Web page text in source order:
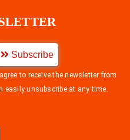
Subscribe
to receive the newsletter from
easily unsubscribe at any time.